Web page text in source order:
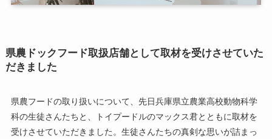
県農ドックフード取扱店舗として取材を受けさせていた
だきました
県農フードの取り扱いについて、先日兵庫県立農業高校動物科学
科の生徒さんたちと、トイプードルのマックス君とともに取材を
受けさせていただきました。生徒さんたちの真剣な思いが詰まっ